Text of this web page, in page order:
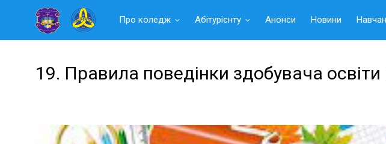
Читать
Про коледж Абітурієнту Анонси Новини
19. Правила поведінки здобувача освіти